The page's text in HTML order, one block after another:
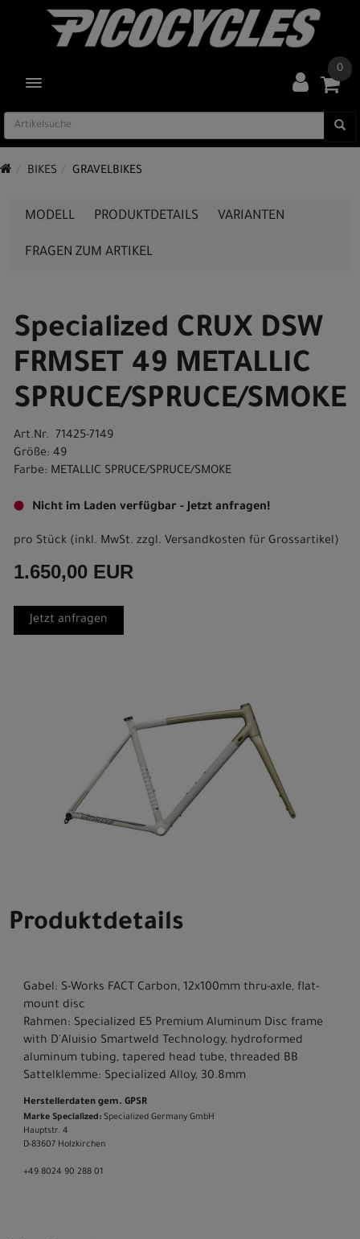
TOGGLE NAVIGATION
0
BIKES GRAVELBIKES
MODELL PRODUKTDETAILS VARIANTEN
FRAGEN ZUM ARTIKEL
Specialized CRUX DSW
FRMSET 49 METALLIC
SPRUCE/SPRUCE/SMOKE
Art.Nr. 71425-7149
Größe: 49
Farbe: METALLIC SPRUCE/SPRUCE/SMOKE
Nicht im Laden verfügbar - Jetzt anfragen!
pro Stück (inkl. MwSt. zzgl. Versandkosten für Grossartikel)
1.650,00 EUR
Jetzt anfragen
Produktdetails
Gabel: S-Works FACT Carbon, 12x100mm thru-axle, flat-
mount disc
Rahmen: Specialized E5 Premium Aluminum Disc frame
with D'Aluisio Smartweld Technology, hydroformed
aluminum tubing, tapered head tube, threaded BB
Sattelklemme: Specialized Alloy, 30.8mm
Herstellerdaten gem. GPSR
Marke Specialized: Specialized Germany GmbH
Hauptstr. 4
D-83607 Holzkirchen
+49 8024 90 288 01